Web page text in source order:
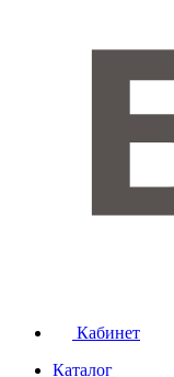
Кабинет
Каталог